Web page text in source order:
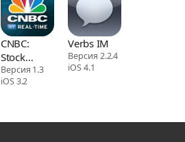
CNBC:
Stock
Market &
Business
Версия 1.3
iOS 3.2
Verbs IM
Версия 2.2.4
iOS 4.1